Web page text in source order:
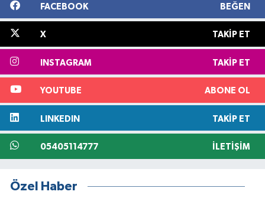
FACEBOOK BEĞEN
X TAKIP ET
INSTAGRAM TAKIP ET
YOUTUBE ABONE OL
LINKEDIN TAKIP ET
05405114777 İLETIŞIM
Özel Haber